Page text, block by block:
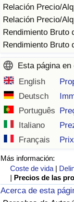
Relación Precio/
Relación Precio/
Rendimiento Bruto
Rendimiento Bruto
Esta página
English
Deutsch
Português
Italiano
Français
Más información:
Coste de vida |
| Precios de las
Acerca de esta
Índice de Tráfico
Índice de Tráfico
Índice de Tráfico